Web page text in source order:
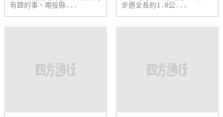
有趣的事。南投縣...
步道全長約1.8公...